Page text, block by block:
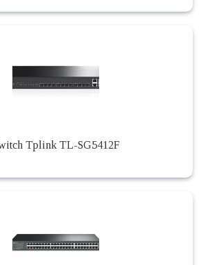
Tplink TL-SG5412F